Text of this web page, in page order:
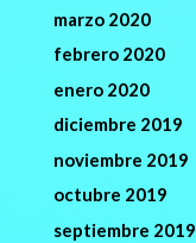
marzo 2020
febrero 2020
enero 2020
diciembre 2019
noviembre 2019
octubre 2019
septiembre 2019